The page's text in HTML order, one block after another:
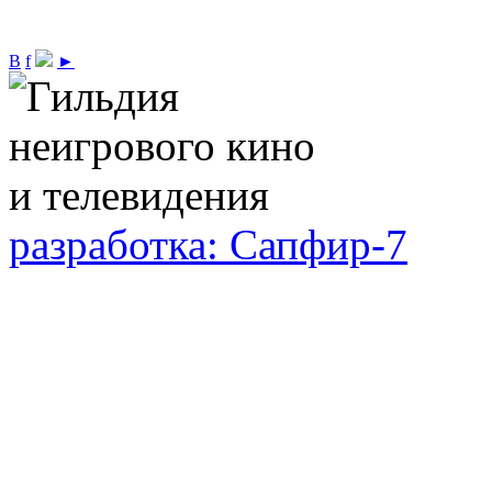
В f ►
разработка: Сапфир-7